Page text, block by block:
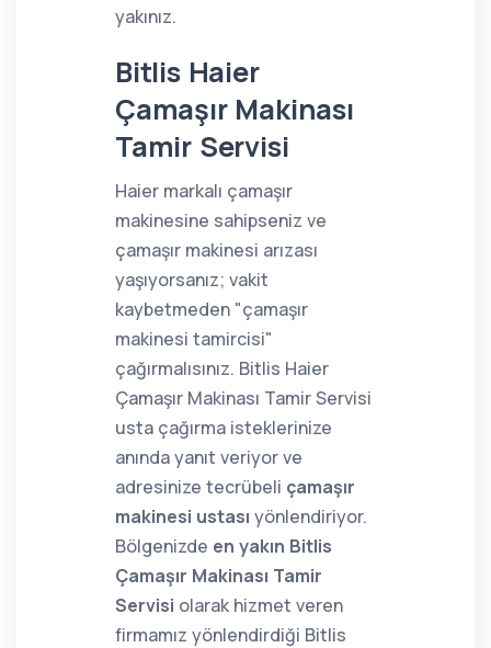
yakınız.
Bitlis Haier
Çamaşır Makinası
Tamir Servisi
Haier markalı çamaşır
makinesine sahipseniz ve
çamaşır makinesi arızası
yaşıyorsanız; vakit
kaybetmeden "çamaşır
makinesi tamircisi"
çağırmalısınız. Bitlis Haier
Çamaşır Makinası Tamir Servisi
usta çağırma isteklerinize
anında yanıt veriyor ve
adresinize tecrübeli çamaşır
makinesi ustası yönlendiriyor.
Bölgenizde en yakın Bitlis
Çamaşır Makinası Tamir
Servisi olarak hizmet veren
firmamız yönlendirdiği Bitlis